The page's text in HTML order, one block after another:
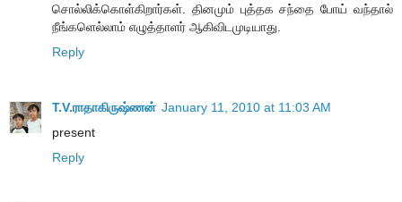
சொல்லிக்கொள்கிறார்கள். தினமும் புத்தக சந்தை போய் வந்தால்
நீங்களெல்லாம் எழுத்தாளர் ஆகிவிடமுடியாது.
Reply
T.V.ராதாகிருஷ்ணன் January 11, 2010 at 11:03 AM
present
Reply